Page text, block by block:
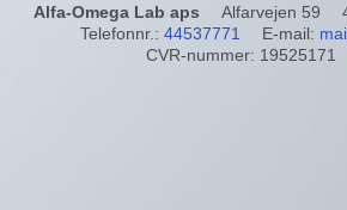
Alfa-Omega Lab aps Alfarvejen 59
Telefonnr. : 44537771 E-mail:
CVR-nummer: 19525171